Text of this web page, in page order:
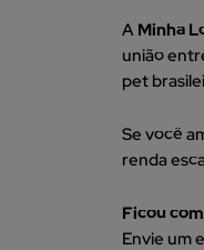
A Minha
união
pet
Se você
renda
Ficou
Envie um